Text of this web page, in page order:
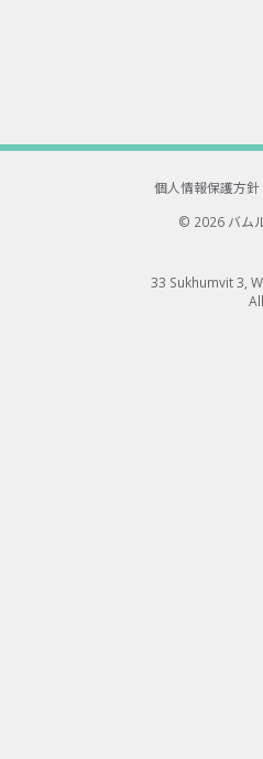
個人情報保護方針
© 2026 バム
33 Sukhumvit 3,